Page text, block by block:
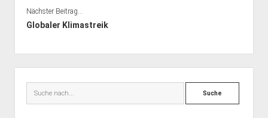
Nächster Beitrag...
Globaler Klimastreik
Suche